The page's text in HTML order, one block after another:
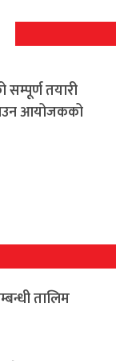
सम्पूर्ण तयारी
आयोजकको
तालिम